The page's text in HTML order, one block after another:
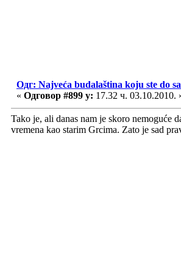
Одг: Najveća budalaština koju ste do
« Одговор #899 у: 17.32 ч. 03.10.2010.
Tako je, ali danas nam je skoro nemoguće
vremena kao starim Grcima. Zato je sad